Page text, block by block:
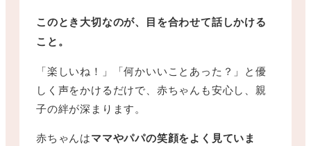
このとき大切なのが、目を合わせて話しかける
こと。
「楽しいね！」「何かいいことあった？」と優
しく声をかけるだけで、赤ちゃんも安心し、親
子の絆が深まります。
赤ちゃんはママやパパの笑顔をよく見ていま